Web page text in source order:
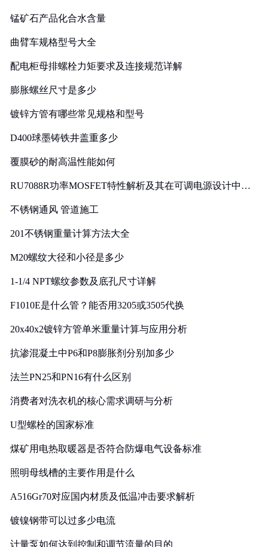
锰矿石产品化合水含量
曲臂车规格型号大全
配电柜母排螺栓力矩要求及连接规范详解
膨胀螺丝尺寸是多少
镀锌方管有哪些常见规格和型号
D400球墨铸铁井盖重多少
覆膜砂的耐高温性能如何
RU7088R功率MOSFET特性解析及其在可调电源设计中的
不锈钢通风 管道施工
201不锈钢重量计算方法大全
M20螺纹大径和小径是多少
1-1/4 NPT螺纹参数及底孔尺寸详解
F1010E是什么管？能否用3205或3505代换
20x40x2镀锌方管单米重量计算与应用分析
抗渗混凝土中P6和P8膨胀剂分别加多少
法兰PN25和PN16有什么区别
消费者对洗衣机的核心需求调研与分析
U型螺栓的国家标准
煤矿用电热取暖器是否符合防爆电气设备标准
照明母线槽的主要作用是什么
A516Gr70对应国内材质及低温冲击要求解析
镀镍钢带可以过多少电流
计量泵如何达到控制和调节流量的目的